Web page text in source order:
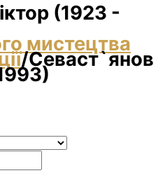
(1923 -
мистецтва
/Севаст`янов